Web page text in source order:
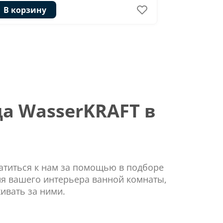
В корзину
в
к нам за помощью в подборе
вашего интерьера ванной комнаты,
за ними.